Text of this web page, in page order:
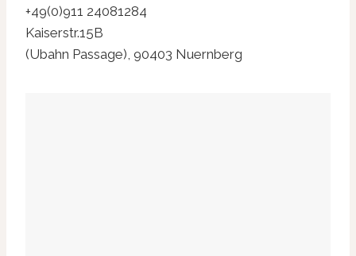
+49(0)911 24081284
Kaiserstr.15B
(Ubahn Passage), 90403 Nuernberg